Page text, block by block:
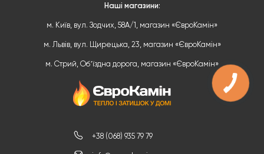
+38 (068) 935 79 79
Наші магазини:
м. Київ, вул. Зодчих, 58А/1, магазин «ЄвроКамін»
м. Львів, вул. Щирецька, 23, магазин «ЄвроКамін»
м. Стрий, Обʼїздна дорога, магазин «ЄвроКамін»